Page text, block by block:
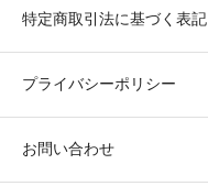
特定商取引法に基づく表記
プライバシーポリシー
お問い合わせ